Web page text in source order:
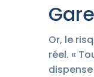
Or, le
réel. «